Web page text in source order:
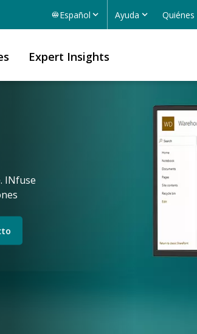
Español Ayuda
Expert Insights
INfuse